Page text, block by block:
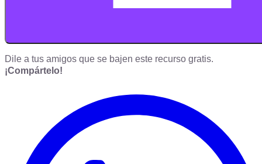
Dile a tus amigos que se bajen este recurso gratis.
¡Compártelo!